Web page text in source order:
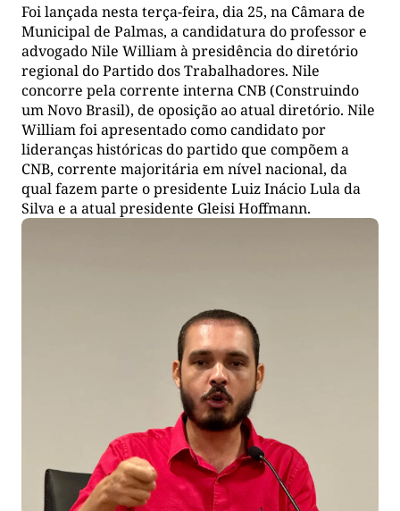
Foi lançada nesta terça-feira, dia 25, na Câmara de
Municipal de Palmas, a candidatura do professor e
advogado Nile William à presidência do diretório
regional do Partido dos Trabalhadores. Nile
concorre pela corrente interna CNB (Construindo
um Novo Brasil), de oposição ao atual diretório. Nile
William foi apresentado como candidato por
lideranças históricas do partido que compõem a
CNB, corrente majoritária em nível nacional, da
qual fazem parte o presidente Luiz Inácio Lula da
Silva e a atual presidente Gleisi Hoffmann.